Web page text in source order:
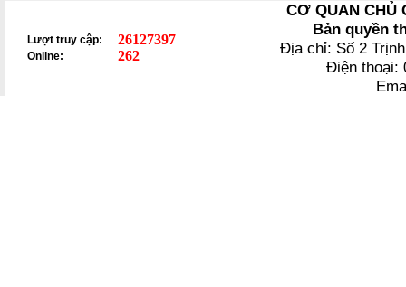
Lượt truy cập: 26127397
Online: 262
CƠ QUAN CHỦ
Bản quyền
Địa chỉ: Số 2
Điện